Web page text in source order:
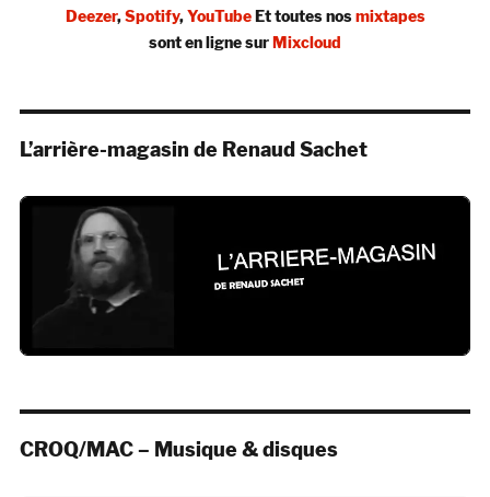
Deezer,Spotify,YouTubeEt toutes nosmixtapes
sont en ligne surMixcloud
L’arrière-magasin de Renaud Sachet
CROQ/MAC – Musique & disques